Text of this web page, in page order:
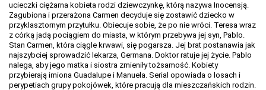
ucieczki ciężarna kobieta rodzi dziewczynkę, którą nazywa Inocensją.
Zagubiona i przerażona Carmen decyduje się zostawić dziecko w
przyklasztornym przytułku. Obiecuje sobie, że po nie wróci. Teresa wraz
z córką jadą pociągiem do miasta, w którym przebywa jej syn, Pablo.
Stan Carmen, która ciągle krwawi, się pogarsza. Jej brat postanawia jak
najszybciej sprowadzić lekarza, Germana. Doktor ratuje jej życie. Pablo
nalega, aby jego matka i siostra zmieniły tożsamość. Kobiety
przybierają imiona Guadalupe i Manuela. Serial opowiada o losach i
perypetiach grupy pokojówek, które pracują dla mieszczańskich rodzin.